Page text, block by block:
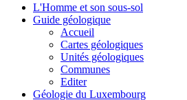
L'Homme et son sous-sol
Guide géologique
Accueil
Cartes géologiques
Unités géologiques
Communes
Editer
Géologie du Luxembourg